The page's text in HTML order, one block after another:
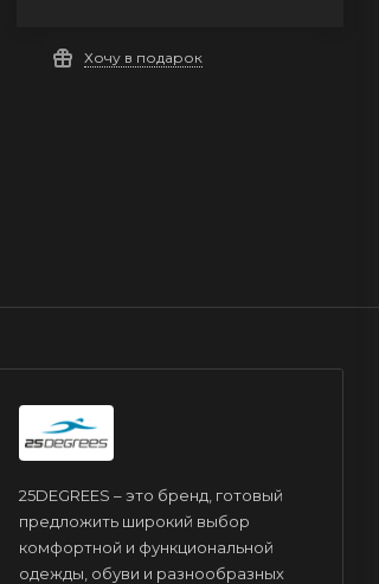
Хочу в подарок
25DEGREES – это бренд, готовый
предложить широкий выбор
комфортной и функциональной
одежды, обуви и разнообразных